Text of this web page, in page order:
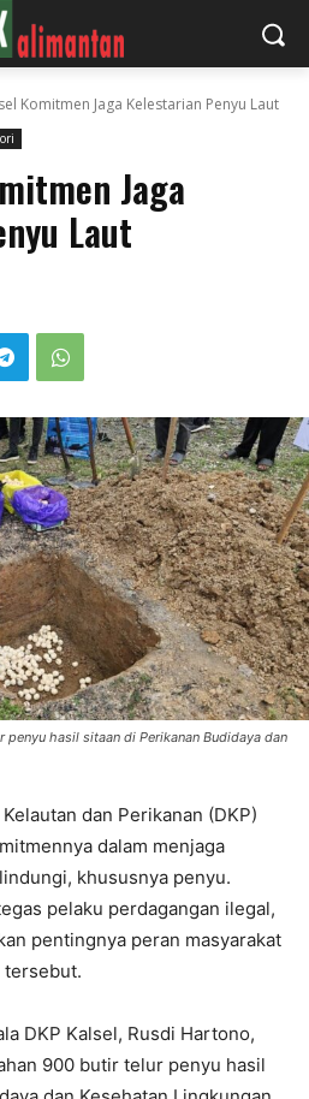
Komitmen Jaga Kelestarian Penyu Laut
Jaga
Laut
hasil sitaan di Perikanan Budidaya dan
dan Perikanan (DKP)
dalam menjaga
khususnya penyu.
pelaku perdagangan ilegal,
pentingnya peran masyarakat
tersebut.
DKP Kalsel, Rusdi Hartono,
900 butir telur penyu hasil